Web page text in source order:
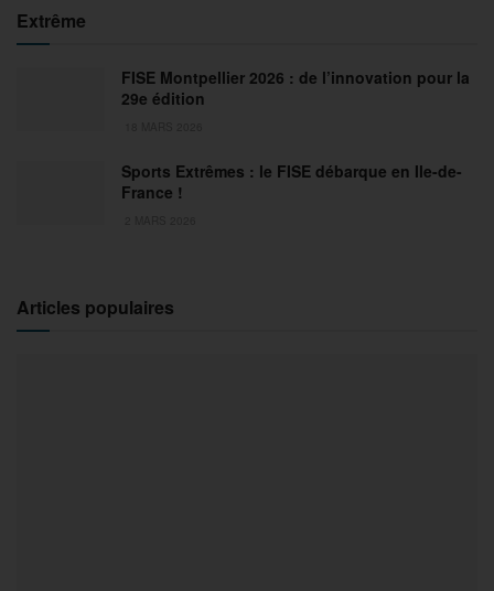
Extrême
FISE Montpellier 2026 : de l’innovation pour la
29e édition
Sports Extrêmes : le FISE débarque en Ile-de-
France !
Articles populaires